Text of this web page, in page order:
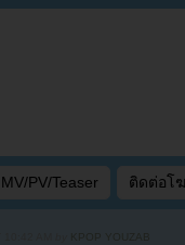
MV/PV/Teaser ติดต่อโ
KPOP YOUZAB